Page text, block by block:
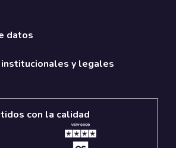
datos
y legales
con la calidad